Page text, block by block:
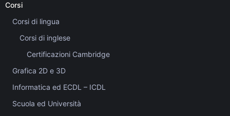
Corsi
Corsi di lingua
Corsi di inglese
Certificazioni Cambridge
Grafica 2D e 3D
Informatica ed ECDL – ICDL
Scuola ed Università